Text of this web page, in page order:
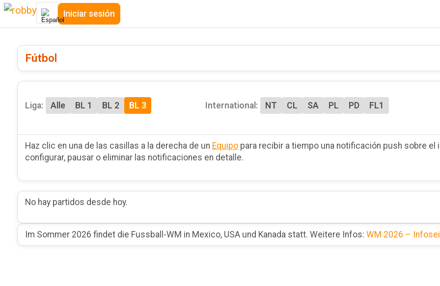
Iniciar sesión
Fútbol
Liga: Alle BL 1 BL 2 BL 3 International: NT CL SA PL PD FL1
Haz clic en una de las casillas a la derecha de un Equipopara recibir a tiempo una notificación push sobre el
configurar, pausar o eliminar las notificaciones en detalle.
No hay partidos desde hoy.
Im Sommer 2026 findet die Fussball-WM in Mexico, USA und Kanada statt. Weitere Infos: WM 2026 –